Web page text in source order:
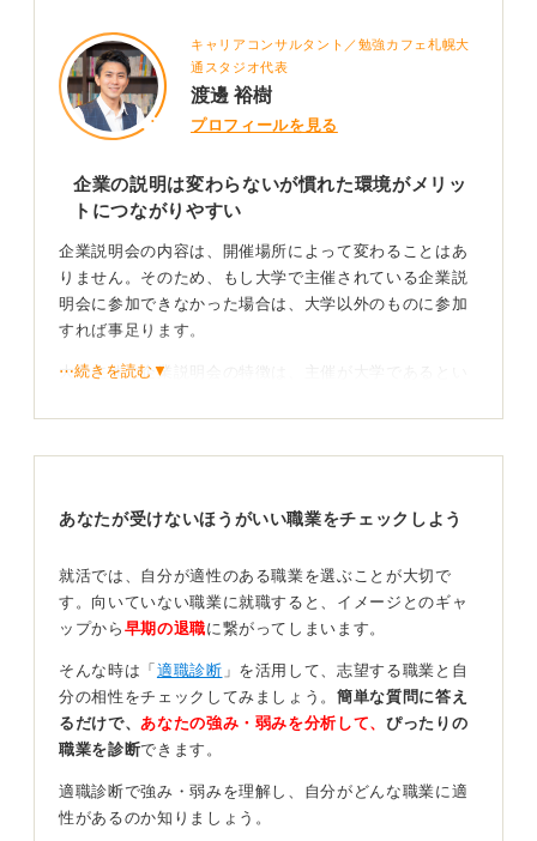
キャリアコンサルタント／勉強カフェ札幌大
通スタジオ代表
渡邊 裕樹
プロフィールを見る
企業の説明は変わらないが慣れた環境がメリッ
トにつながりやすい
企業説明会の内容は、開催場所によって変わることはあ
りません。そのため、もし大学で主催されている企業説
明会に参加できなかった場合は、大学以外のものに参加
すれば事足ります。
大学主催の企業説明会の特徴は、主催が大学であるとい
ことを聞けたり、サポートしてもらえたりといったメリ
ルが低くなります。企業説明会で違う大学の学生と情報
の企業説明会の機会に参加者と積極的に情報交換をして
みてくださいね。
そのほかにも、通い慣れた大学で開催されているため、
落ち着いて企業からの説明を受けることができるといえ
ます。
服装はスーツが無難！ 質問の機会は積極的に活用し
企業説明会に参加するとき、基本的には就活用のスーツ
⋯続きを読む▼
あなたが受けないほうがいい職業をチェックしよう
就活では、自分が適性のある職業を選ぶことが大切で
す。向いていない職業に就職すると、イメージとのギャ
ップから 早期の退職に繋がってしまいます。
そんな時は「 適職診断 」を活用して、志望する職業と自
分の相性をチェックしてみましょう。簡単な質問に答え
るだけで、 あなたの強み・弱みを分析して、 ぴったりの
職業を診断できます。
適職診断で強み・弱みを理解し、自分がどんな職業に適
性があるのか知りましょう。